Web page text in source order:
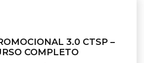
3.0 CTSP –
COMPLETO